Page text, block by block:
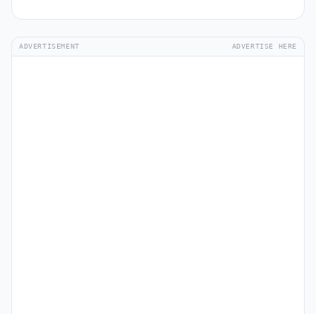
ADVERTISEMENT ADVERTISE HERE